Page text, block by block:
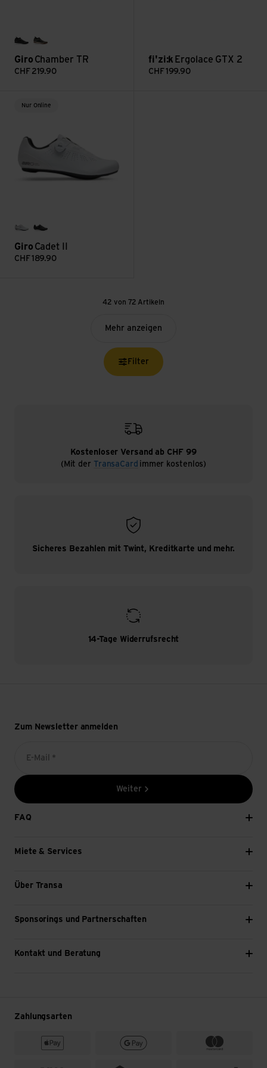
blackdark sage
Giro Chamber TR
CHF 219.90
fi'zi:k Ergolace GTX 2
CHF 199.90
Nur Online
Giro Cadet II
CHF 189.90
42 von 72 Artikeln
Mehr anzeigen
Filter
Kostenloser Versand ab CHF 99
(Mit der TransaCard immer kostenlos)
Sicheres Bezahlen mit Twint, Kreditkarte und mehr.
14-Tage Widerrufsrecht
Zum Newsletter anmelden
E-Mail *
Weiter
FAQ
Miete & Services
Über Transa
Sponsorings und Partnerschaften
Kontakt und Beratung
Zahlungsarten